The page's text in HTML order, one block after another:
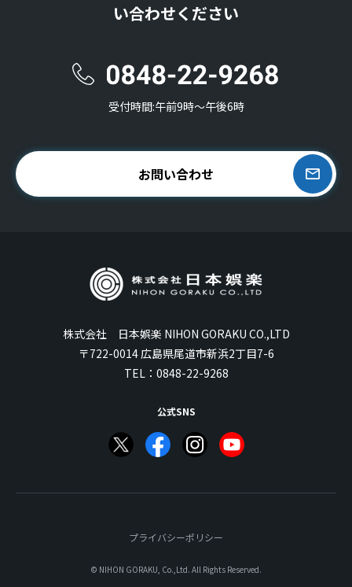
い合わせください
受付時間:午前9時〜午後6時
お問い合わせ
株式会社 日本娯楽 NIHON GORAKU CO.,LTD
〒722-0014 広島県尾道市新浜2丁目7-6
TEL： 0848-22-9268
公式SNS
プライバシーポリシー
© NIHON GORAKU, Co.,Ltd. All Rights Reserved.